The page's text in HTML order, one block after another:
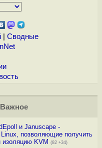
| Сводные
Важное
и Januscape -
позволяющие получить
изоляцию KVM
(82 +34)